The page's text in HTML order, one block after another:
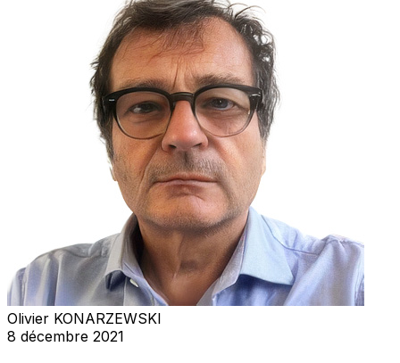
Olivier KONARZEWSKI
8 décembre 2021